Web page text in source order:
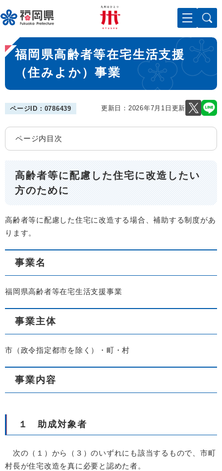
ー
ジ
先
頭
。
メニューを飛ばして本文へ
本
文
福岡県高齢者等在宅生活支援
（住みよか）事業
ページID：0786439 更新日：2026年7月1日更新
ページ内目次
高齢者等に配慮した住宅に改造したい
方のために
高齢者等に配慮した住宅に改造する場合、補助する制度があ
ります。
事業名
福岡県高齢者等在宅生活支援事業
事業主体
市（政令指定都市を除く）・町・村
事業内容
１ 助成対象者
次の（１）から（３）のいずれにも該当するもので、市町
村長が住宅改造を真に必要と認めた者。